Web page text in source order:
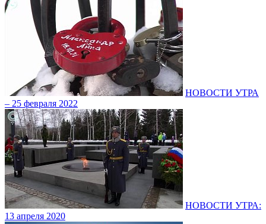
НОВОСТИ УТРА
– 25 февраля 2022
НОВОСТИ УТРА:
13 апреля 2020